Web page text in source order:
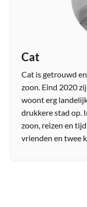
Cat
Cat is getrouwd
zoon. Eind 2020
woont erg
drukkere stad op.
zoon, reizen en
vrienden en twee